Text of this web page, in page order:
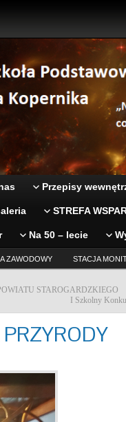
Przepisy
STREFA
Na 50 – lecie
ZAWODOWY STACJA
STAROGARDZKIEGO
I Szkolny